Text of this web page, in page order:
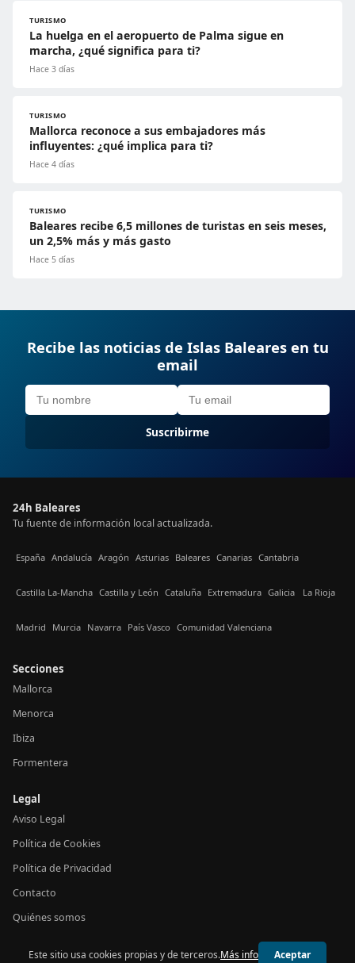
TURISMO
La huelga en el aeropuerto de Palma sigue en
marcha, ¿qué significa para ti?
Hace 3 días
TURISMO
Mallorca reconoce a sus embajadores más
influyentes: ¿qué implica para ti?
Hace 4 días
TURISMO
Baleares recibe 6,5 millones de turistas en seis meses,
un 2,5% más y más gasto
Hace 5 días
Recibe las noticias de Islas Baleares en tu
email
Suscribirme
24h Baleares
Tu fuente de información local actualizada.
España Andalucía Aragón Asturias Baleares Canarias Cantabria
Castilla La-Mancha Castilla y León Cataluña Extremadura Galicia La Rioja
Madrid Murcia Navarra País Vasco Comunidad Valenciana
Secciones
Mallorca
Menorca
Ibiza
Formentera
Legal
Aviso Legal
Política de Cookies
Política de Privacidad
Contacto
Quiénes somos
© 2026 24h Baleares
Este sitio usa cookies propias y de terceros.Más info Aceptar